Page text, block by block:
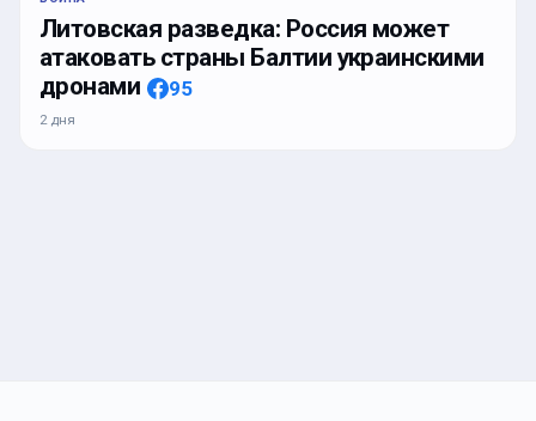
Литовская разведка: Россия может
атаковать страны Балтии украинскими
дронами
95
2 дня